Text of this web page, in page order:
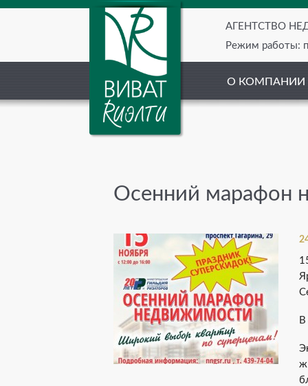
АГЕНТСТВО
Режим работы:
О КОМПАНИИ
Осенний марафон
В